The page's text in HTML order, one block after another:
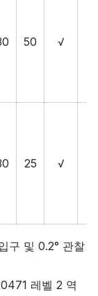
50 √
25 √
구 및 0.2° 관찰
레벨 2 역